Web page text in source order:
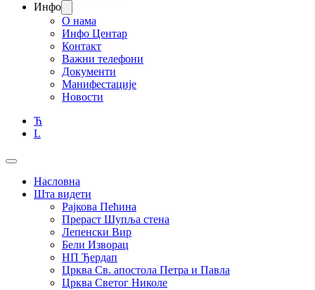
Инфо
О нама
Инфо Центар
Контакт
Важни телефони
Документи
Манифестације
Новости
Ћ
L
Насловна
Шта видети
Рајкова Пећина
Прераст Шупља стена
Лепенски Вир
Бели Изворац
НП Ђердап
Црква Св. апостола Петра и Павла
Црква Светог Николе